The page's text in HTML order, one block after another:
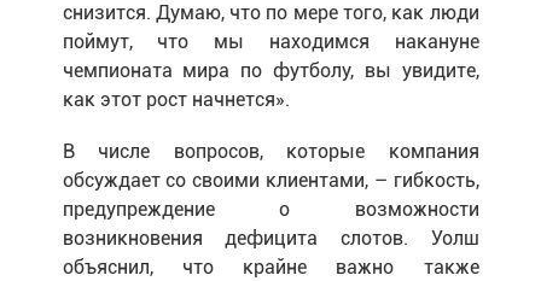
снизится. Думаю, что по мере того, как люди
поймут, что мы находимся накануне
чемпионата мира по футболу, вы увидите,
как этот рост начнется».
В числе вопросов, которые компания
обсуждает со своими клиентами, – гибкость,
предупреждение о возможности
возникновения дефицита слотов. Уолш
объяснил, что крайне важно также